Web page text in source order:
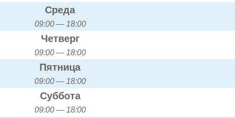
Среда
09:00 — 18:00
Четверг
09:00 — 18:00
Пятница
09:00 — 18:00
Суббота
09:00 — 18:00